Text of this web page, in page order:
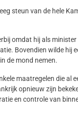
steun van de hele
omdat hij als
Bovendien wilde hij
de mond nemen.
maatregelen die al
opnieuw zijn
en controle van